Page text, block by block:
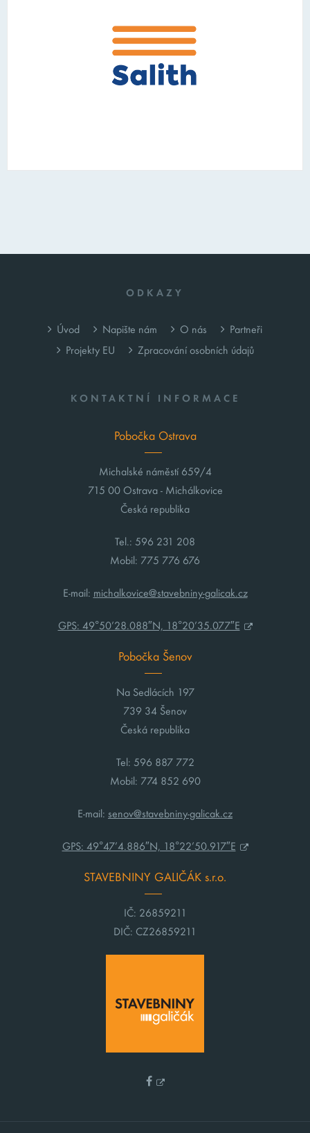
ODKAZY
Úvod Napište nám O nás
Partneři
Projekty EU
Zpracování osobních údajů
KONTAKTNÍ INFORMACE
Pobočka Ostrava
Michalské náměstí 659/4
715 00 Ostrava - Michálkovice
Česká republika
Tel.: 596 231 208
Mobil: 775 776 676
E-mail: michalkovice@stavebniny-galicak.cz
GPS: 49°50’28.088″N, 18°20’35.077″E
Pobočka Šenov
Na Sedlácích 197
739 34 Šenov
Česká republika
Tel: 596 887 772
Mobil: 774 852 690
E-mail: senov@stavebniny-galicak.cz
GPS: 49°47’4.886″N, 18°22’50.917″E
STAVEBNINY GALIČÁK s.r.o.
IČ: 26859211
DIČ: CZ26859211